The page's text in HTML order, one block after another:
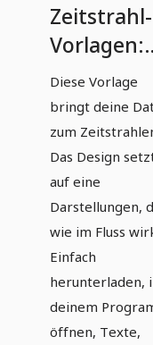
Zeitstrahl-
Vorlagen:
Moderne
Timelines
erstellen –
Version 8
Diese Vorlage
bringt deine
zum
Das Design
auf eine
Darstellungen,
wie im Fluss
Einfach
herunterladen,
deinem
öffnen, Texte,